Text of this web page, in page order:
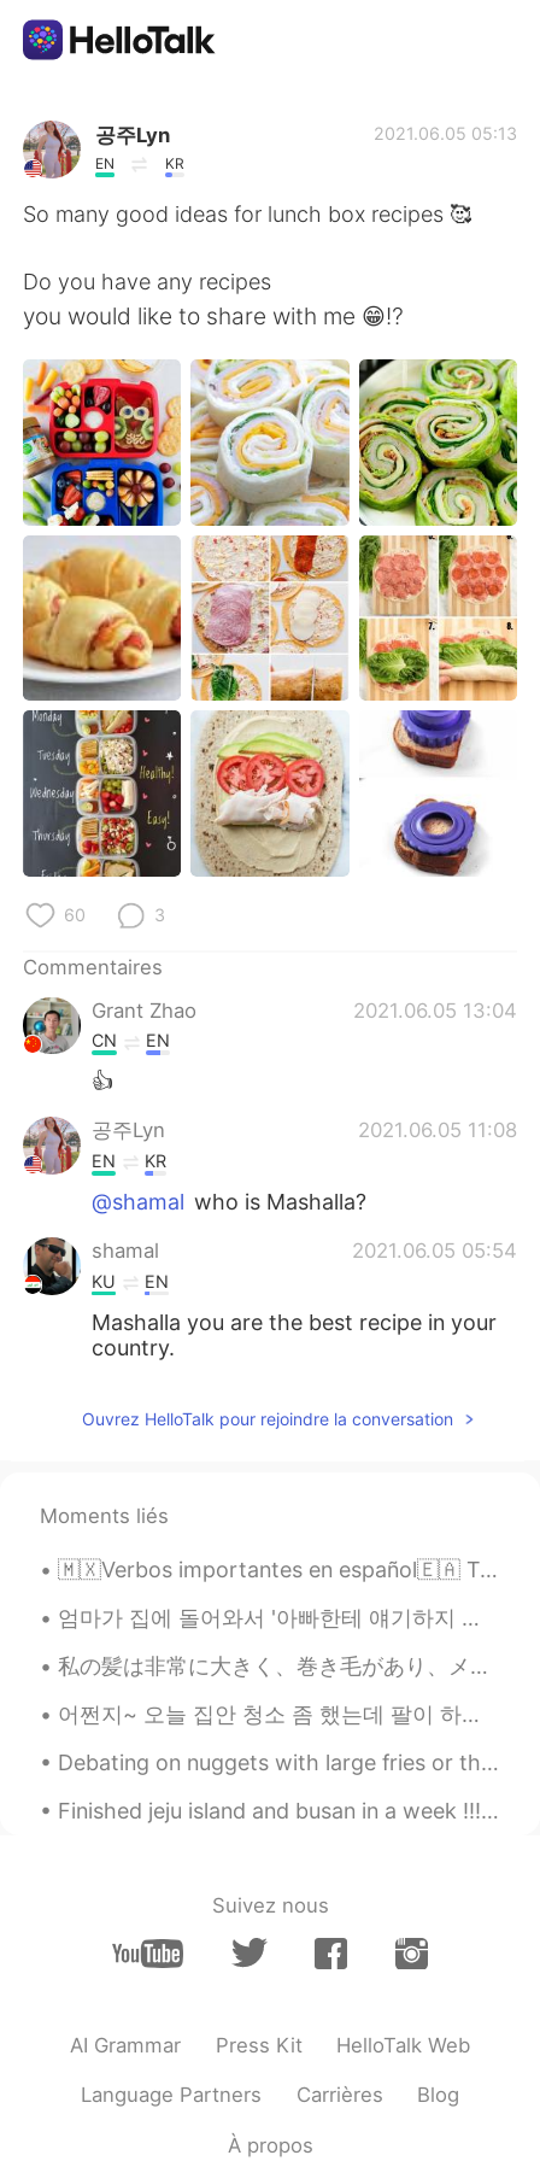
Appli d'échange linguistique
AI Grammar Checker
English 简体中文
繁體中文 Español
العربية Deutsch
日本語 한국어
Русский ไทย
Indonesia Italiano
Türkçe Tiếng Việt
Português
공주Lyn
EN KR
2021.06.05 05:13
So many good ideas for lunch box recipes 🥰
Do you have any recipes
you would like to share with me 😁⁉️
60 3
Commentaires
Grant Zhao
2021.06.05 13:04
CN EN
👍
공주Lyn 2021.06.05 11:08
EN KR
@shamal who is Mashalla?
shamal 2021.06.05 05:54
KU EN
Mashalla you are the best recipe in your
country.
Ouvrez HelloTalk pour rejoindre la conversation
Moments liés
🇲🇽Verbos importantes en español🇪🇦 Tomar 🇲🇽🇪🇦Toma mucho tiempo. Poder 🇲🇽Podemos hacerlo. 🇪🇦Pod...
엄마가 집에 돌어와서 '아빠한테 얘기하지 마~'라고 하시면서 저와 언니에게 속삭이며 오늘의 에피소드를 들려주셨다 엄마는 오늘 동네 편의점에 들렸었나보다 그리고 어느 낯선 젊...
私の髪は非常に大きく、巻き毛があり、メンテナンスが困難です。時々私はハゲだったらいいのに！👴😂 頭を剃る準備としてたくさんのかつらを購入しました 💇 しかし、私はもう若い人ではありません。そんな...
어쩐지~ 오늘 집안 청소 좀 했는데 팔이 하루종일 너무 아픈거에요 '이상하다 청소 좀 했다고 이렇게 아플 일은 없을텐데~ 전에는 안 그랬잖아'라고 생각했는데 방금 그 원인을...
Debating on nuggets with large fries or they gym is the hardest thing ever 😩🥺😭 Any good songs y'...
Finished jeju island and busan in a week !!! I’m proud of myself ! I leave in 10 days so I’m tryi...
Suivez nous
AI Grammar Press Kit HelloTalk Web
Language Partners Carrières Blog
À propos